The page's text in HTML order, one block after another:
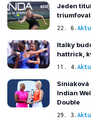
Jeden
22. 6.
Italky
hattrick,
11. 4.
Siniaková
Indian
Double
29. 3.